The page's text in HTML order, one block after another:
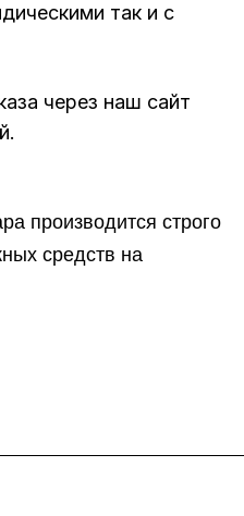
так и с
через наш сайт
рублей.
производится строго
средств на